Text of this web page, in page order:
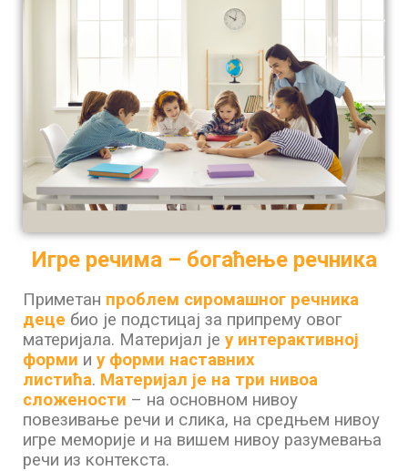
Игре речима – богаћење речника
Приметан проблем сиромашног речника
деце био је подстицај за припрему овог
материјала. Материјал је у интерактивној
форми и у форми наставних
листића. Материјал је на три нивоа
сложености – на основном нивоу
повезивање речи и слика, на средњем нивоу
игре меморије и на вишем нивоу разумевања
речи из контекста.